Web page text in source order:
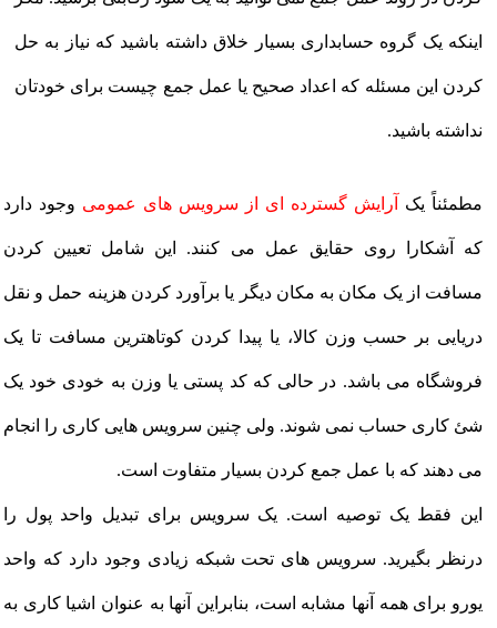
اینکه یک گروه حسابداری بسیار خلاق داشته باشید که نیاز به حل
کردن این مسئله که اعداد صحیح یا عمل جمع چیست برای خودتان
نداشته باشید.
مطمئناً یکآرایش گسترده ای از سرویس های عمومیوجود دارد
که آشکارا روی حقایق عمل می کنند. این شامل تعیین کردن
مسافت از یک مکان به مکان دیگر یا برآورد کردن هزینه حمل و نقل
دریایی بر حسب وزن کالا، یا پیدا کردن کوتاهترین مسافت تا یک
فروشگاه می باشد. در حالی که کد پستی یا وزن به خودی خود یک
شئ کاری حساب نمی شوند. ولی چنین سرویس هایی کاری را انجام
می دهند که با عمل جمع کردن بسیار متفاوت است.
این فقط یک توصیه است. یک سرویس برای تبدیل واحد پول را
درنظر بگیرید. سرویس های تحت شبکه زیادی وجود دارد که واحد
یورو برای همه آنها مشابه است، بنابراین آنها به عنوان اشیا کاری به